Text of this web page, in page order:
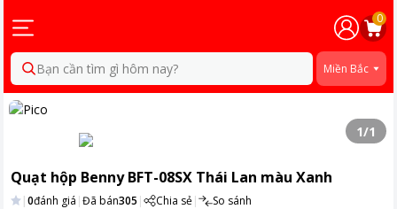
0
Bạn cần tìm gì hôm nay? Miền Bắc
1/1
Quạt hộp Benny BFT-08SX Thái Lan màu Xanh
|0đánh giá |Đã bán305 | Chia sẻ| So sánh